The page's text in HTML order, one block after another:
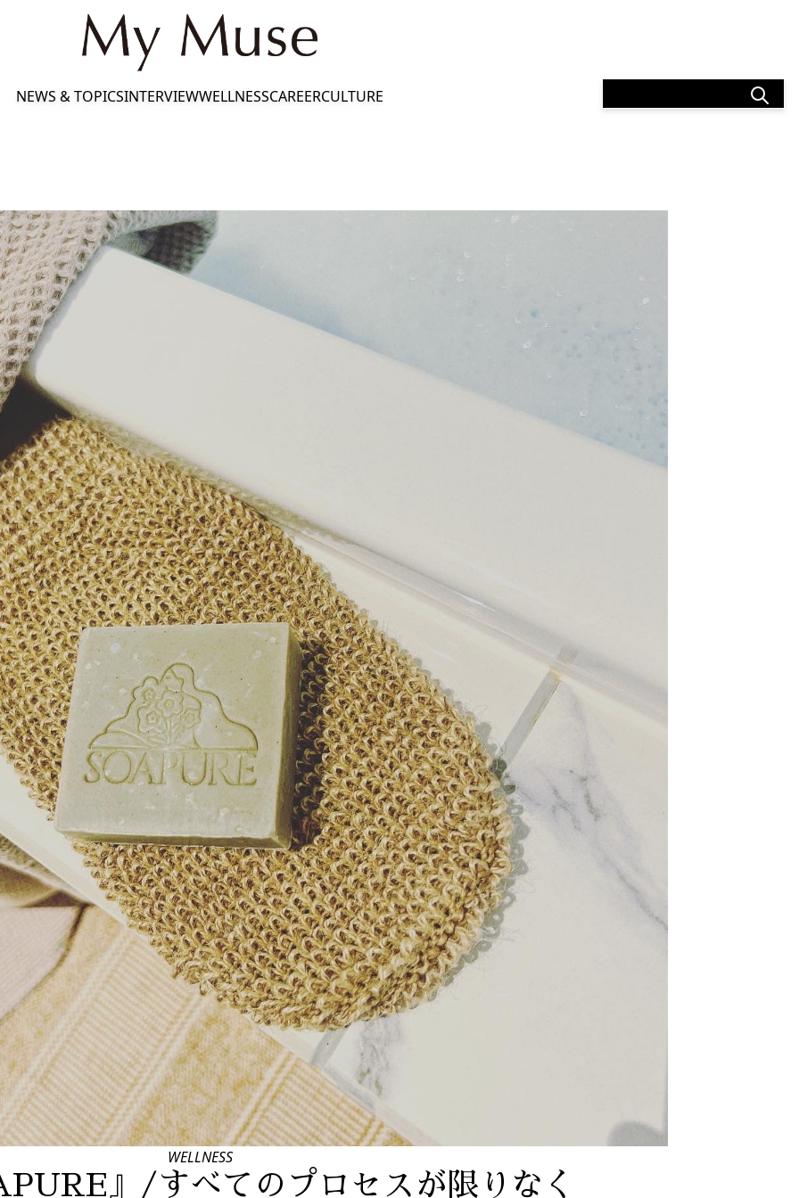
NEWS & TOPICSINTERVIEWWELLNESSCAREERCULTURE
WELLNESS
』/すべてのプロセスが限りなく